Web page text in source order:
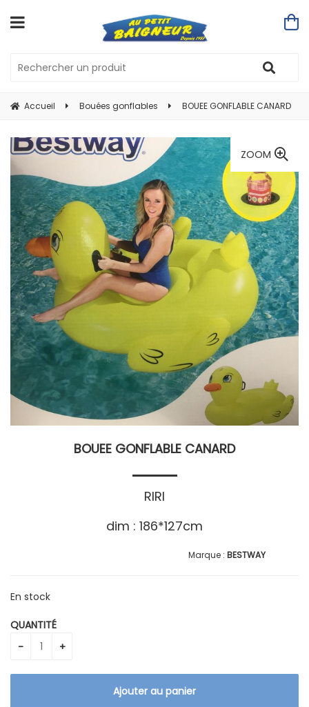
Accueil Bouées gonflables BOUEE GONFLABLE CANARD
ZOOM
BOUEE GONFLABLE CANARD
RIRI
dim : 186*127cm
BESTWAY
En stock
QUANTITÉ